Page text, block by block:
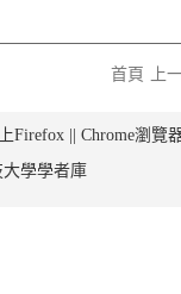
首頁
上
Firefox || Chrome瀏覽
大學學者庫